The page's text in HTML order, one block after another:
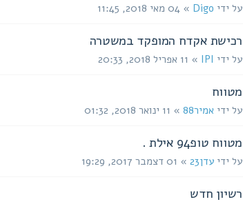
על ידי Digo » 04 מאי 2018, 11:45
רכישת אקדח המופקד במשטרה
על ידי IPI » 11 אפריל 2018, 20:33
מטווח
על ידי אמיר88 » 11 ינואר 2018, 01:32
מטווח טופ94 אילת .
על ידי עדן23 » 01 דצמבר 2017, 19:29
רשיון חדש